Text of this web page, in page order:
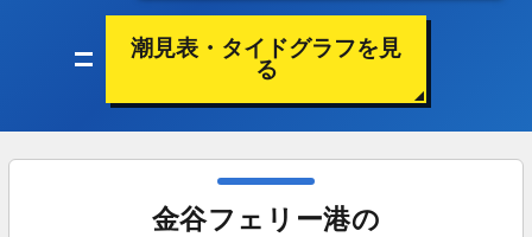
潮見表・タイドグラフを見
る
金谷フェリー港の